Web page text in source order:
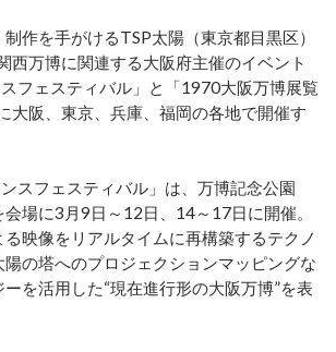
作を手がけるTSP太陽（東京都目黒区）
西万博に関連する大阪府主催のイベント
スフェスティバル」と「1970大阪万博展覧
大阪、東京、兵庫、福岡の各地で開催す
スフェスティバル」は、万博記念公園
会場に3月9日～12日、14～17日に開催。
映像をリアルタイムに再構築するテクノ
陽の塔へのプロジェクションマッピングな
を活用した“現在進行形の大阪万博”を表